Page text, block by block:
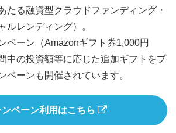
たる融資型クラウドファンディング・
ルレンディング）。
ペーン（Amazonギフト券1,000円
中の投資額等に応じた追加ギフトをプ
ペーンも開催されています。
ンペーン利用はこちら